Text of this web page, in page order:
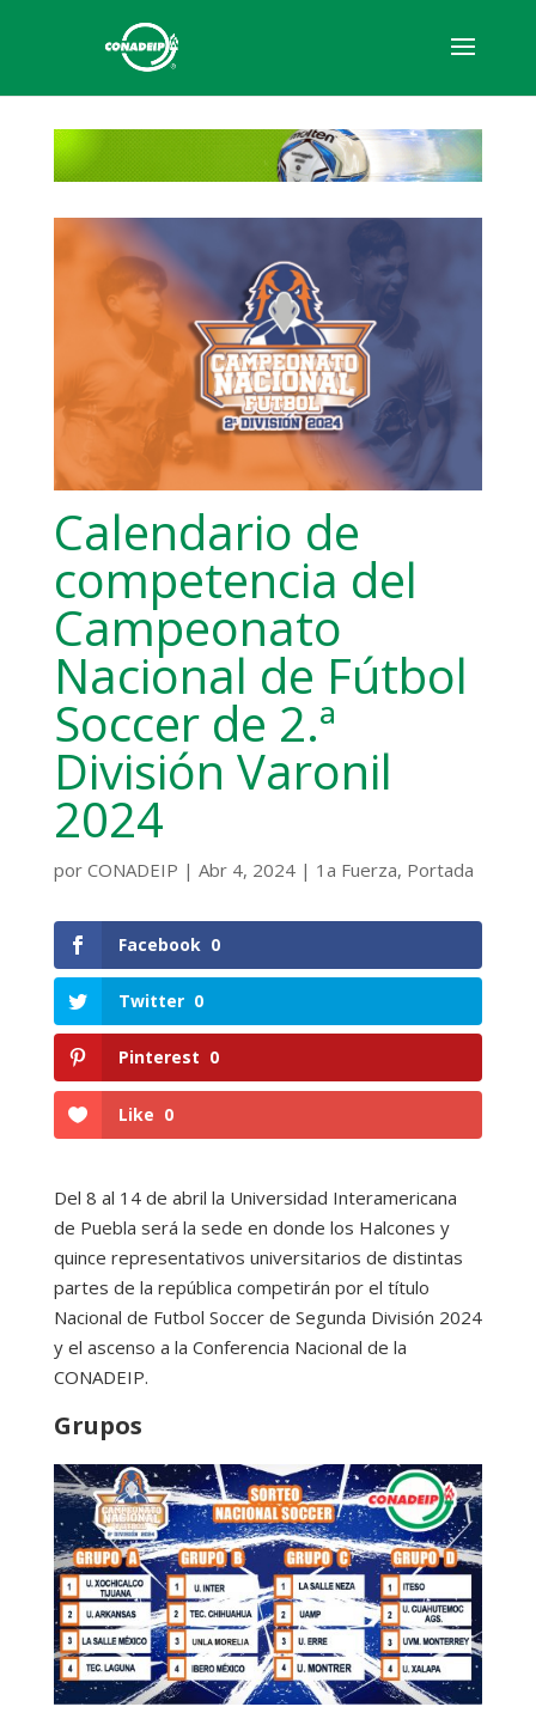
Calendario de
competencia del
Campeonato
Nacional de Fútbol
Soccer de 2.ª
División Varonil
2024
por CONADEIP | Abr 4, 2024| 1a Fuerza, Portada
Facebook 0
Twitter 0
Pinterest 0
Like 0
Del 8 al 14 de abril la Universidad Interamericana
de Puebla será la sede en donde los Halcones y
quince representativos universitarios de distintas
partes de la república competirán por el título
Nacional de Futbol Soccer de Segunda División 2024
y el ascenso a la Conferencia Nacional de la
CONADEIP.
Grupos